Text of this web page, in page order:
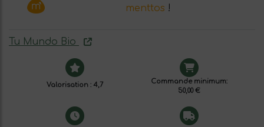
menttos !
Tu Mundo Bio
Valorisation : 4,7
Commande minimum:
50,00 €